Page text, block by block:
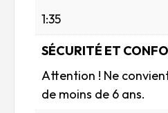
1:35
SÉCURITÉ ET
Attention ! Ne
de moins de 6 ans.